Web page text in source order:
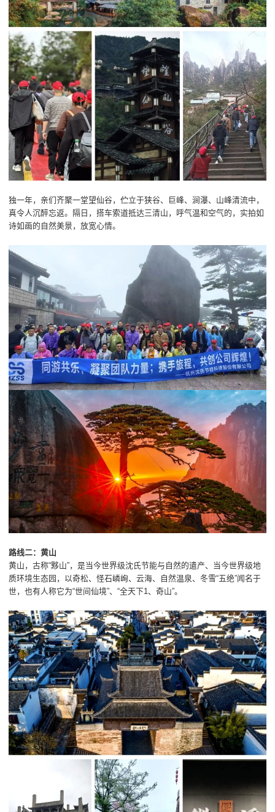
独一年，亲们齐聚一堂望仙谷，伫立于狭谷、巨峰、涧瀑、山峰清流中，
真令人沉醉忘返。隔日，搭车索道抵达三清山，呼气温和空气的，实拍如
诗如画的自然美景，放宽心情。
路线二：黄山
黄山，古称“黟山”，是当今世界级沈氏节能与自然的遣产、当今世界级地
质环境生态园，以奇松、怪石嶙峋、云海、自然温泉、冬雪“五绝”闻名于
世，也有人称它为“世间仙境”、“全天下1、奇山”。